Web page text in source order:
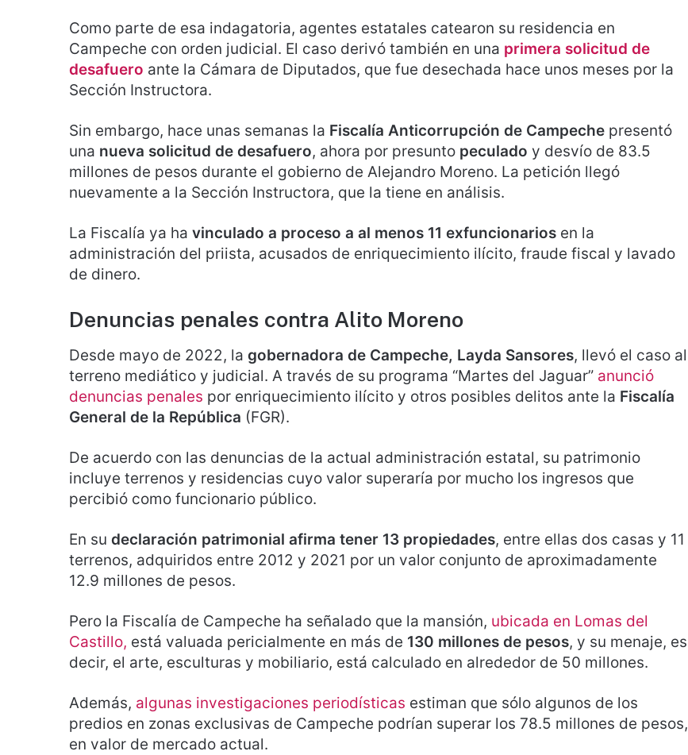
Como parte de esa indagatoria, agentes estatales catearon su residencia en
Campeche con orden judicial. El caso derivó también en una primera solicitud de
desafuero ante la Cámara de Diputados, que fue desechada hace unos meses por la
Sección Instructora.
Sin embargo, hace unas semanas la Fiscalía Anticorrupción de Campeche presentó
una nueva solicitud de desafuero, ahora por presunto peculado y desvío de 83.5
millones de pesos durante el gobierno de Alejandro Moreno. La petición llegó
nuevamente a la Sección Instructora, que la tiene en análisis.
La Fiscalía ya ha vinculado a proceso a al menos 11 exfuncionarios en la
administración del priista, acusados de enriquecimiento ilícito, fraude fiscal y lavado
de dinero.
Denuncias penales contra Alito Moreno
Desde mayo de 2022, la gobernadora de Campeche, Layda Sansores, llevó el caso al
terreno mediático y judicial. A través de su programa “Martes del Jaguar” anunció
denuncias penales por enriquecimiento ilícito y otros posibles delitos ante la Fiscalía
General de la República (FGR).
De acuerdo con las denuncias de la actual administración estatal, su patrimonio
incluye terrenos y residencias cuyo valor superaría por mucho los ingresos que
percibió como funcionario público.
En su declaración patrimonial afirma tener 13 propiedades, entre ellas dos casas y 11
terrenos, adquiridos entre 2012 y 2021 por un valor conjunto de aproximadamente
12.9 millones de pesos.
Pero la Fiscalía de Campeche ha señalado que la mansión, ubicada en Lomas del
Castillo, está valuada pericialmente en más de 130 millones de pesos, y su menaje, es
decir, el arte, esculturas y mobiliario, está calculado en alrededor de 50 millones.
Además, algunas investigaciones periodísticas estiman que sólo algunos de los
predios en zonas exclusivas de Campeche podrían superar los 78.5 millones de pesos,
en valor de mercado actual.